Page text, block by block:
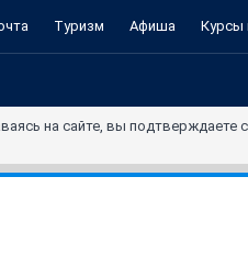
Туризм Афиша Курсы
на сайте, вы подтверждаете